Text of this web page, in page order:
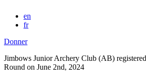
en
fr
Donner
Jimbows Junior Archery Club (AB)
Round on June 2nd, 2024